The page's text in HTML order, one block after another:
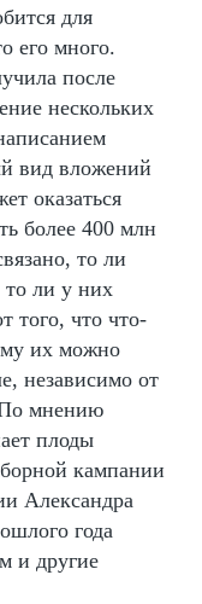
для
его много.
после
нескольких
вид вложений
оказаться
более 400 млн
то ли
то ли у них
того, что что-
их можно
независимо от
По мнению
плоды
кампании
Александра
года
и другие